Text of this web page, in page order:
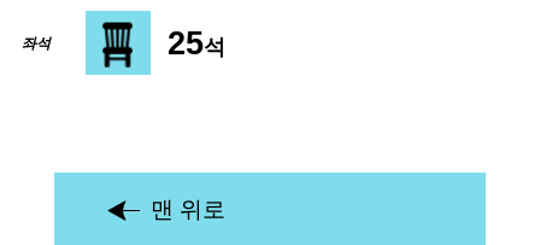
좌석 25석
맨 위로